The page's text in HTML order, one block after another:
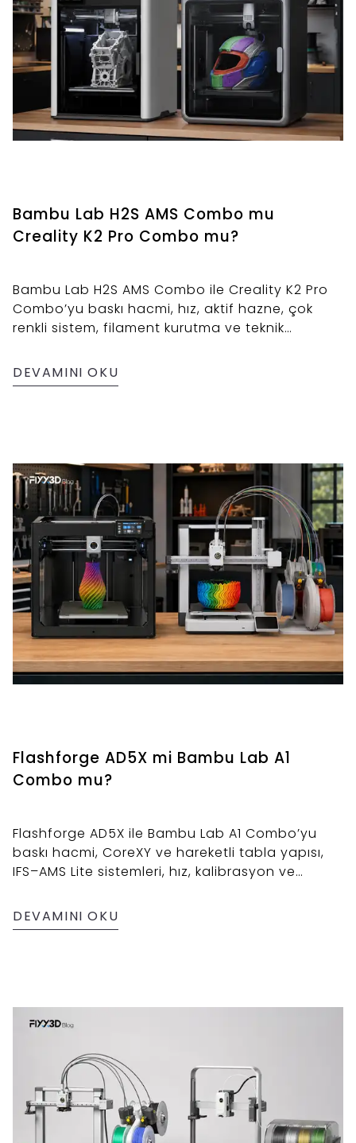
Bambu Lab H2S AMS Combo mu
Creality K2 Pro Combo mu?
Bambu Lab H2S AMS Combo ile Creality K2 Pro
Combo’yu baskı hacmi, hız, aktif hazne, çok
renkli sistem, filament kurutma ve teknik
DEVAMINI OKU
Flashforge AD5X mi Bambu Lab A1
Combo mu?
Flashforge AD5X ile Bambu Lab A1 Combo’yu
baskı hacmi, CoreXY ve hareketli tabla yapısı,
IFS–AMS Lite sistemleri, hız, kalibrasyon ve
DEVAMINI OKU